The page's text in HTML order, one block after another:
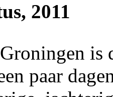
2011
is
paar